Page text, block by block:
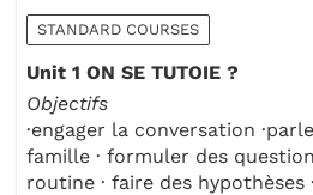
STANDARD COURSES
Unit 1 ON SE TUTOIE ?
Objectifs
·engager la conversation
famille · formuler des
routine · faire des hypothèses